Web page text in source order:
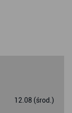
12.08 (środ.)